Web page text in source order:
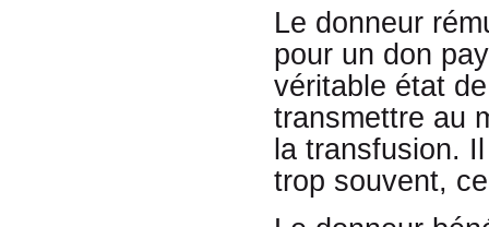
Le donneur
pour un don
véritable état
transmettre au
la transfusion.
trop souvent,